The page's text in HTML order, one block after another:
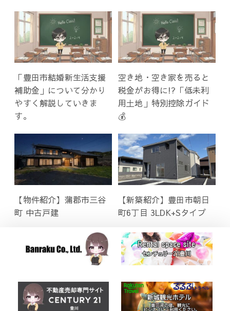
「豊田市結婚新生活支援
補助金」について分かり
やすく解説していきま
す。
空き地・空き家を売ると
税金がお得に!?「低未利
用土地」特別控除ガイド
💰
【物件紹介】蒲郡市三谷
町 中古戸建
【新築紹介】豊田市朝日
町6丁目 3LDK+Sタイプ